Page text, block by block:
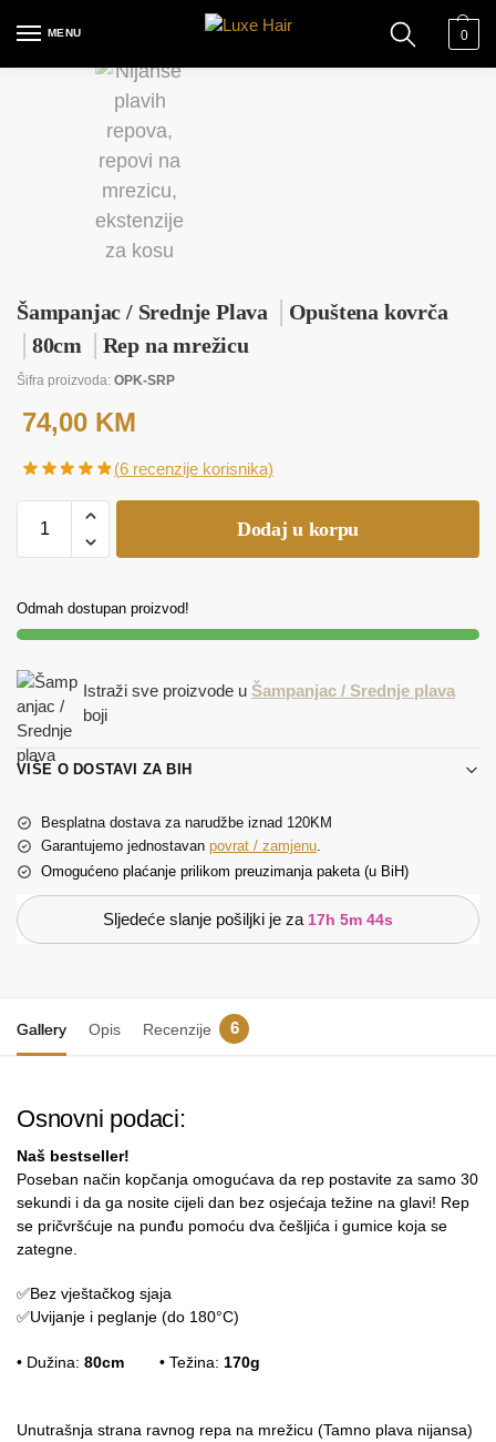
MENU 0
Šampanjac / Srednje Plava
Opuštena kovrča
80cm Rep na mrežicu
Šifra proizvoda: OPK-SRP
74,00 KM
(6 recenzije korisnika)
Dodaj u korpu
Odmah dostupan proizvod!
Istraži sve proizvode u Šampanjac / Srednje plava
boji
VIŠE O DOSTAVI ZA BIH
Besplatna dostava za narudžbe iznad 120KM
Garantujemo jednostavan povrat / zamjenu
Omogućeno plaćanje prilikom preuzimanja paketa (u BiH)
Sljedeće slanje pošiljki je za 17h 5m 44s
Gallery Opis Recenzije 6
Osnovni podaci:
Naš bestseller!
Poseban način kopčanja omogućava da rep postavite za samo 30
sekundi i da ga nosite cijeli dan bez osjećaja težine na glavi! Rep
se pričvršćuje na punđu pomoću dva češljića i gumice koja se
zategne.
✅Bez vještačkog sjaja
✅Uvijanje i peglanje (do 180°C)
• Dužina: 80cm • Težina: 170g
Unutrašnja strana ravnog repa na mrežicu (Tamno plava nijansa)